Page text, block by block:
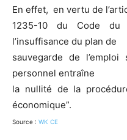
En effet, en vertu de
1235-10 du Code du
l’insuffisance du plan de
sauvegarde de
personnel entraîne
la nullité de la
économique”.
Source : WK CE